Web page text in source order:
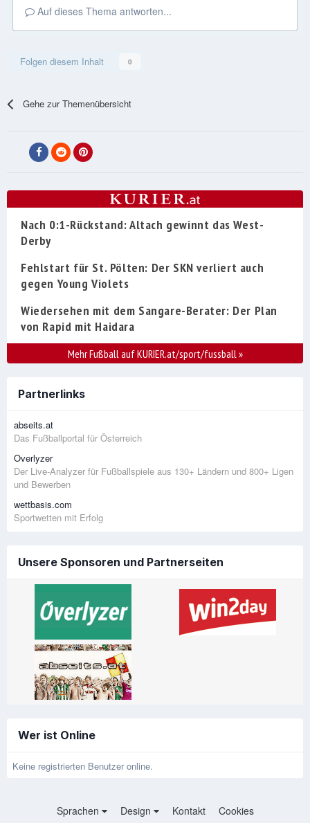
Auf dieses Thema antworten...
Folgen diesem Inhalt 0
Gehe zur Themenübersicht
Nach 0:1-Rückstand: Altach gewinnt das West-
Derby
Fehlstart für St. Pölten: Der SKN verliert auch
gegen Young Violets
Wiedersehen mit dem Sangare-Berater: Der Plan
von Rapid mit Haidara
Mehr Fußball auf KURIER.at/sport/fussball»
Partnerlinks
abseits.at
Das Fußballportal für Österreich
Overlyzer
Der Live-Analyzer für Fußballspiele aus 130+ Ländern und 800+ Ligen
und Bewerben
wettbasis.com
Sportwetten mit Erfolg
Unsere Sponsoren und Partnerseiten
Wer ist Online
Keine registrierten Benutzer online.
Sprachen Design Kontakt Cookies